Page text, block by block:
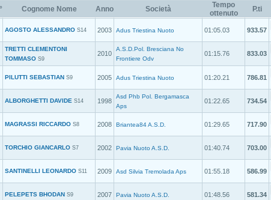
Cognome Nome Anno Società
Tempo
ottenuto
P.ti
AGOSTO ALESSANDRO S14 2003 Adus Triestina Nuoto 01:05.03 933.57
TRETTI CLEMENTONI
TOMMASO S9
2010
A.S.D.Pol. Bresciana No
Frontiere Odv
01:15.76 833.03
PILUTTI SEBASTIAN S9 2005 Adus Triestina Nuoto 01:20.21 786.81
ALBORGHETTI DAVIDE S14 1998
Asd Phb Pol. Bergamasca
Aps
01:22.65 734.54
MAGRASSI RICCARDO S8 2008 Briantea84 A.S.D. 01:29.65 717.90
TORCHIO GIANCARLO S7 2002 Pavia Nuoto A.S.D. 01:40.74 703.00
SANTINELLI LEONARDO S11 2009 Asd Silvia Tremolada Aps 01:55.18 586.99
PELEPETS BHODAN S9 2007 Pavia Nuoto A.S.D. 01:48.56 581.34